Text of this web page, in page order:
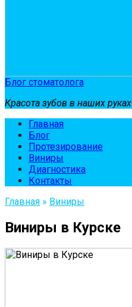
Блог стоматолога
Красота зубов в наших руках
Главная
Блог
Протезирование
Виниры
Диагностика
Контакты
Главная » Виниры
Виниры в Курске